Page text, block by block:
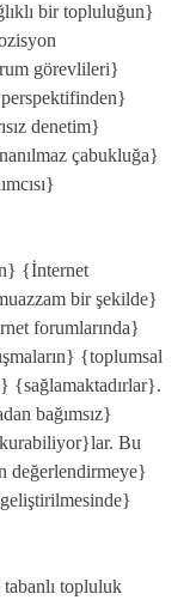
bir topluluğun}
görevlileri}
denetim}
çabukluğa}
{İnternet
bir şekilde}
forumlarında}
{toplumsal
{sağlamaktadırlar}.
bağımsız}
Bu
değerlendirmeye}
topluluk